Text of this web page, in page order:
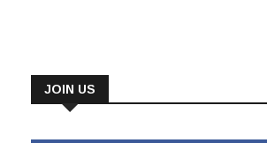
JOIN US